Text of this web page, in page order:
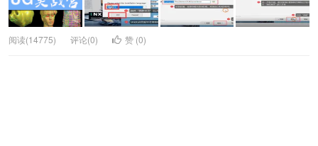
阅读(14775) 评论(0) 赞 (0)